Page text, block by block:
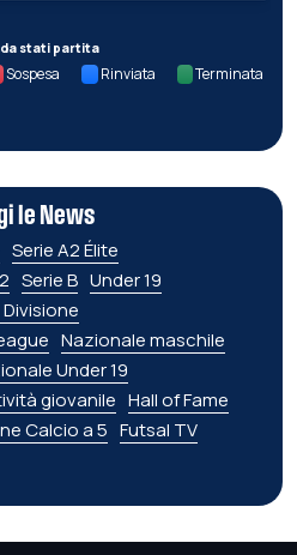
stati partita
Sospesa Rinviata Terminata
le News
Serie A2 Élite
Serie B Under 19
Nazionale maschile
Under 19
giovanile Hall of Fame
Calcio a 5 Futsal TV